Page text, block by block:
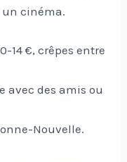
un cinéma.
14 €, crêpes entre
avec des amis ou
Nouvelle.